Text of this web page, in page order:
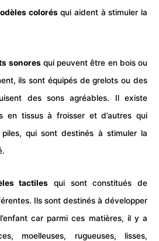
colorésqui aident à stimuler la
sonoresqui peuvent être en bois ou
ils sont équipés de grelots ou des
des sons agréables. Il existe
en tissus à froisser et d’autres qui
qui sont destinés à stimuler la
.
tactiles qui sont constitués de
Ils sont destinés à développer
car parmi ces matières, il y a
moelleuses, rugueuses, lisses,